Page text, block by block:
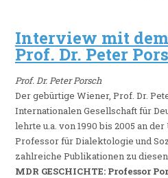
Interview mit
Prof. Dr. Peter
Prof. Dr. Peter Porsch
Der gebürtige Wiener, Prof. Dr.
Internationalen Gesellschaft für
lehrte u.a. von 1990 bis 2005 an
Professor für Dialektologie und
zahlreiche Publikationen zu
MDR GESCHICHTE: Professor